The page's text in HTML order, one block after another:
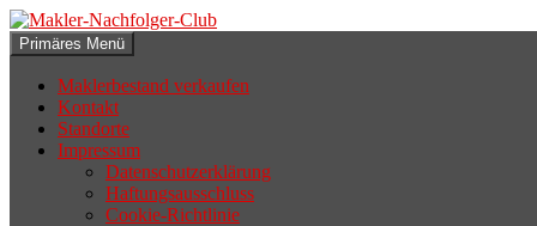
Zum
Inhalt
springen
Makler-Nachfolger-Club
Suchen
Primäres Menü
Maklerbestand verkaufen
Kontakt
Standorte
Impressum
Datenschutzerklärung
Haftungsausschluss
Cookie-Richtlinie